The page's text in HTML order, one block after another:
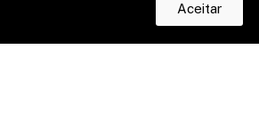
Aceitar